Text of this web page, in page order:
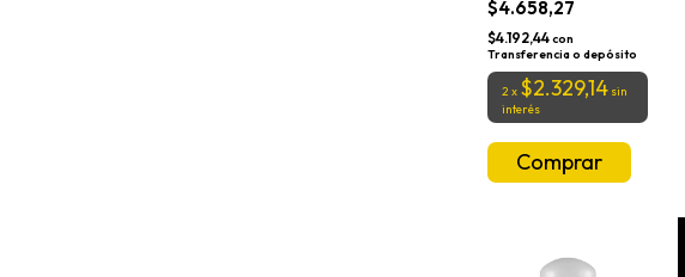
$4.658,27
$4.192,44con
Transferencia o depósito
2 x $2.329,14 sin
interés